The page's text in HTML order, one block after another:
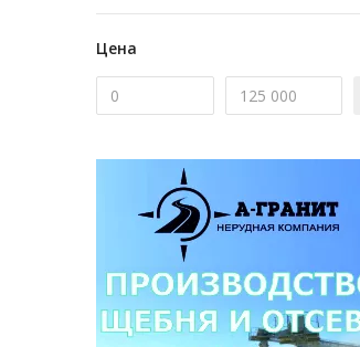
Молдинг для сайдинга
Наличник для сайдинга
Сайдинг виниловый
Сайдинг древесно-полимерный
Комплектующие для сайдинга
Цена